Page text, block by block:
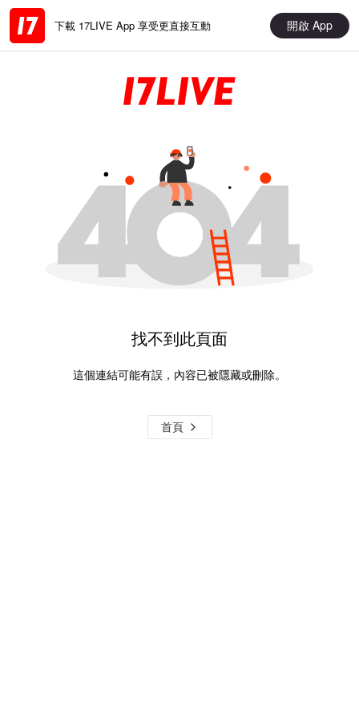
下載 17LIVE App 享受更直接互動 開啟 App
找不到此頁面
這個連結可能有誤，內容已被隱藏或刪除。
首頁